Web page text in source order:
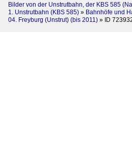
Bilder von der Unstrutbahn, der KBS 585
1. Unstrutbahn (KBS 585) » Bahnhöfe und
04. Freyburg (Unstrut) (bis 2011) » ID